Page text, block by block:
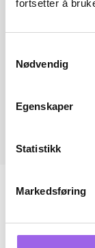
fortsetter å
Nødvendig
Egenskaper
Statistikk
Markedsføring